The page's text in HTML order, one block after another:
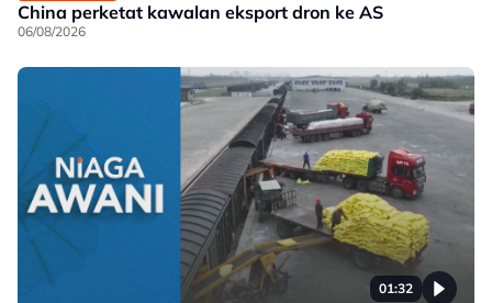
China perketat kawalan eksport dron ke AS
06/08/2026
01:32